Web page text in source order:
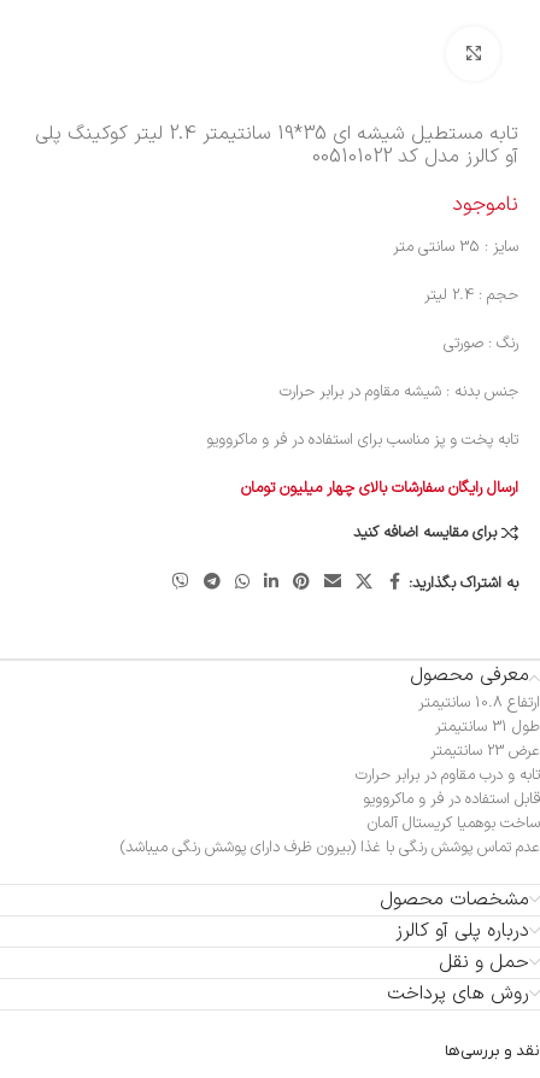
تابه مستطیل شیشه ای 35*19 سانتیمتر 2.4 لیتر کوکینگ پلی
آو کالرز مدل کد 005101022
ناموجود
سایز : 35 سانتی متر
حجم : 2.4 لیتر
رنگ : صورتی
جنس بدنه : شیشه مقاوم در برابر حرارت
تابه پخت و پز مناسب برای استفاده در فر و ماکروویو
ارسال رایگان سفارشات بالای چهار میلیون تومان
برای مقایسه اضافه کنید
به اشتراک بگذارید:
معرفی محصول
ارتفاع 10.8 سانتیمتر
طول 31 سانتیمتر
عرض 23 سانتیمتر
تابه و درب مقاوم در برابر حرارت
قابل استفاده در فر و ماکروویو
ساخت بوهمیا کریستال آلمان
عدم تماس پوشش رنگی با غذا (بیرون ظرف دارای پوشش رنگی میباشد)
مشخصات محصول
درباره پلی آو کالرز
حمل و نقل
روش های پرداخت
نقد و بررسی‌ها